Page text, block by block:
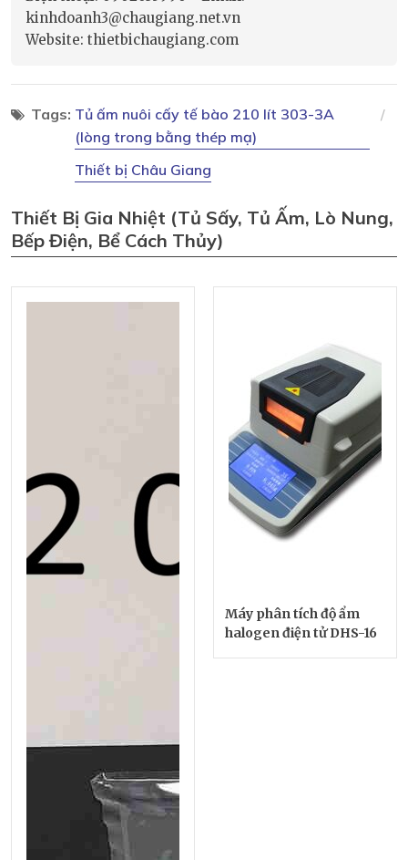
kinhdoanh3@chaugiang.net.vn
Website: thietbichaugiang.com
Tags: Tủ ấm nuôi cấy tế bào 210 lít 303-3A
(lòng trong bằng thép mạ)
Thiết bị Châu Giang
Thiết Bị Gia Nhiệt (tủ Sấy, Tủ Ấm, Lò Nung,
Bếp Điện, Bể Cách Thủy)
Máy phân tích độ ẩm
halogen điện tử DHS-16